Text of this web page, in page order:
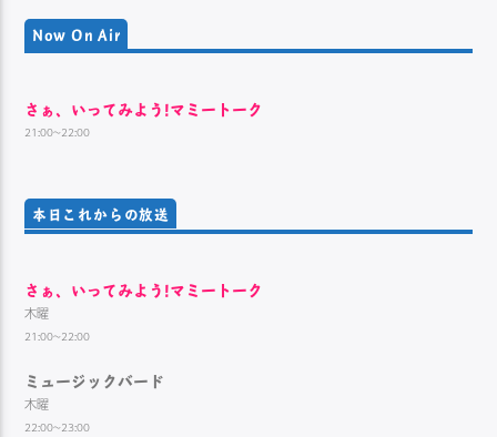
Now On Air
さぁ、いってみよう!マミートーク
21:00~22:00
本日これからの放送
さぁ、いってみよう!マミートーク
木曜
21:00~22:00
ミュージックバード
木曜
22:00~23:00